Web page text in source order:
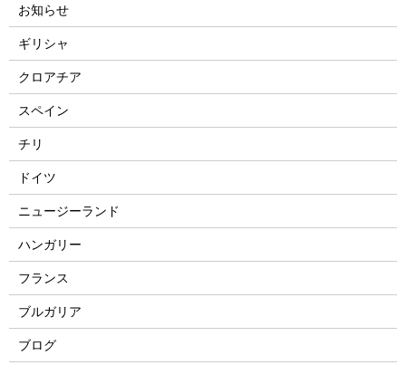
お知らせ
ギリシャ
クロアチア
スペイン
チリ
ドイツ
ニュージーランド
ハンガリー
フランス
ブルガリア
ブログ